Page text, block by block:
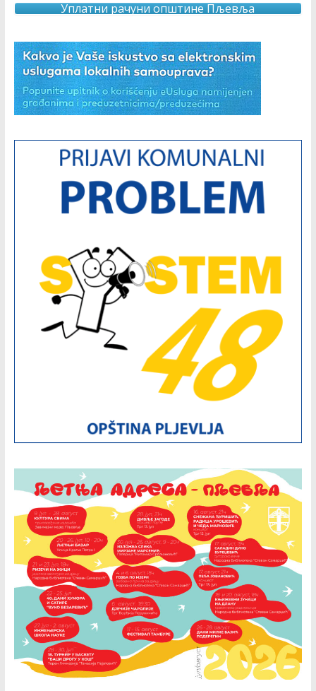
Уплатни рачуни општине Пљевља